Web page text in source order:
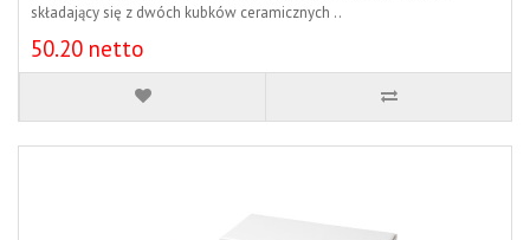
składający się z dwóch kubków ceramicznych ..
50.20 netto